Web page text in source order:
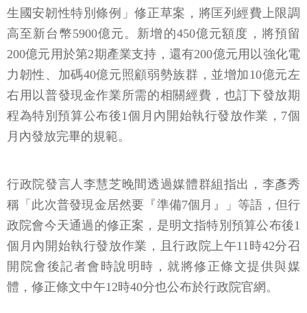
生國安韌性特別條例」修正草案，將匡列經費上限調
高至新台幣5900億元。新增的450億元額度，將預留
200億元用於第2期產業支持，還有200億元用以強化電
力韌性、加碼40億元照顧弱勢族群，並增加10億元左
右用以普發現金作業所需的相關經費，也訂下發放期
程為特別預算公布後1個月內開始執行發放作業，7個
月內發放完畢的規範。
行政院發言人李慧芝晚間透過媒體群組指出，李彥秀
稱「此次普發現金居然要『準備7個月』」等語，但行
政院會今天通過的修正案，是明文指特別預算公布後1
個月內開始執行發放作業，且行政院上午11時42分召
開院會後記者會時說明時，就將修正條文提供與媒
體，修正條文中午12時40分也公布於行政院官網。